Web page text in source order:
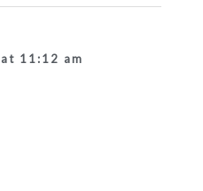
11:12 am